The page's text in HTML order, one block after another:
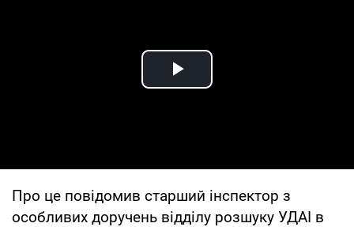
Play Video
Про це повідомив старший інспектор з
особливих доручень відділу розшуку УДАІ в